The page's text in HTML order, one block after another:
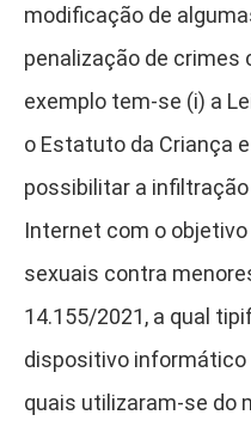
modificação de
penalização de crimes
exemplo tem-se (i) a
o Estatuto da Criança
possibilitar a
Internet com o
sexuais contra
14.155/2021, a qual
dispositivo
quais utilizaram-se do